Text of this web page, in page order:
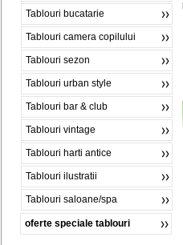
Tablouri bucatarie
Tablouri camera copilului
Tablouri sezon
Tablouri urban style
Tablouri bar & club
Tablouri vintage
Tablouri harti antice
Tablouri ilustratii
Tablouri saloane/spa
oferte speciale tablouri